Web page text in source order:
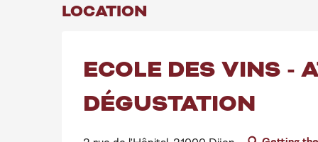
LOCATION
ECOLE DES VINS -
DÉGUSTATION